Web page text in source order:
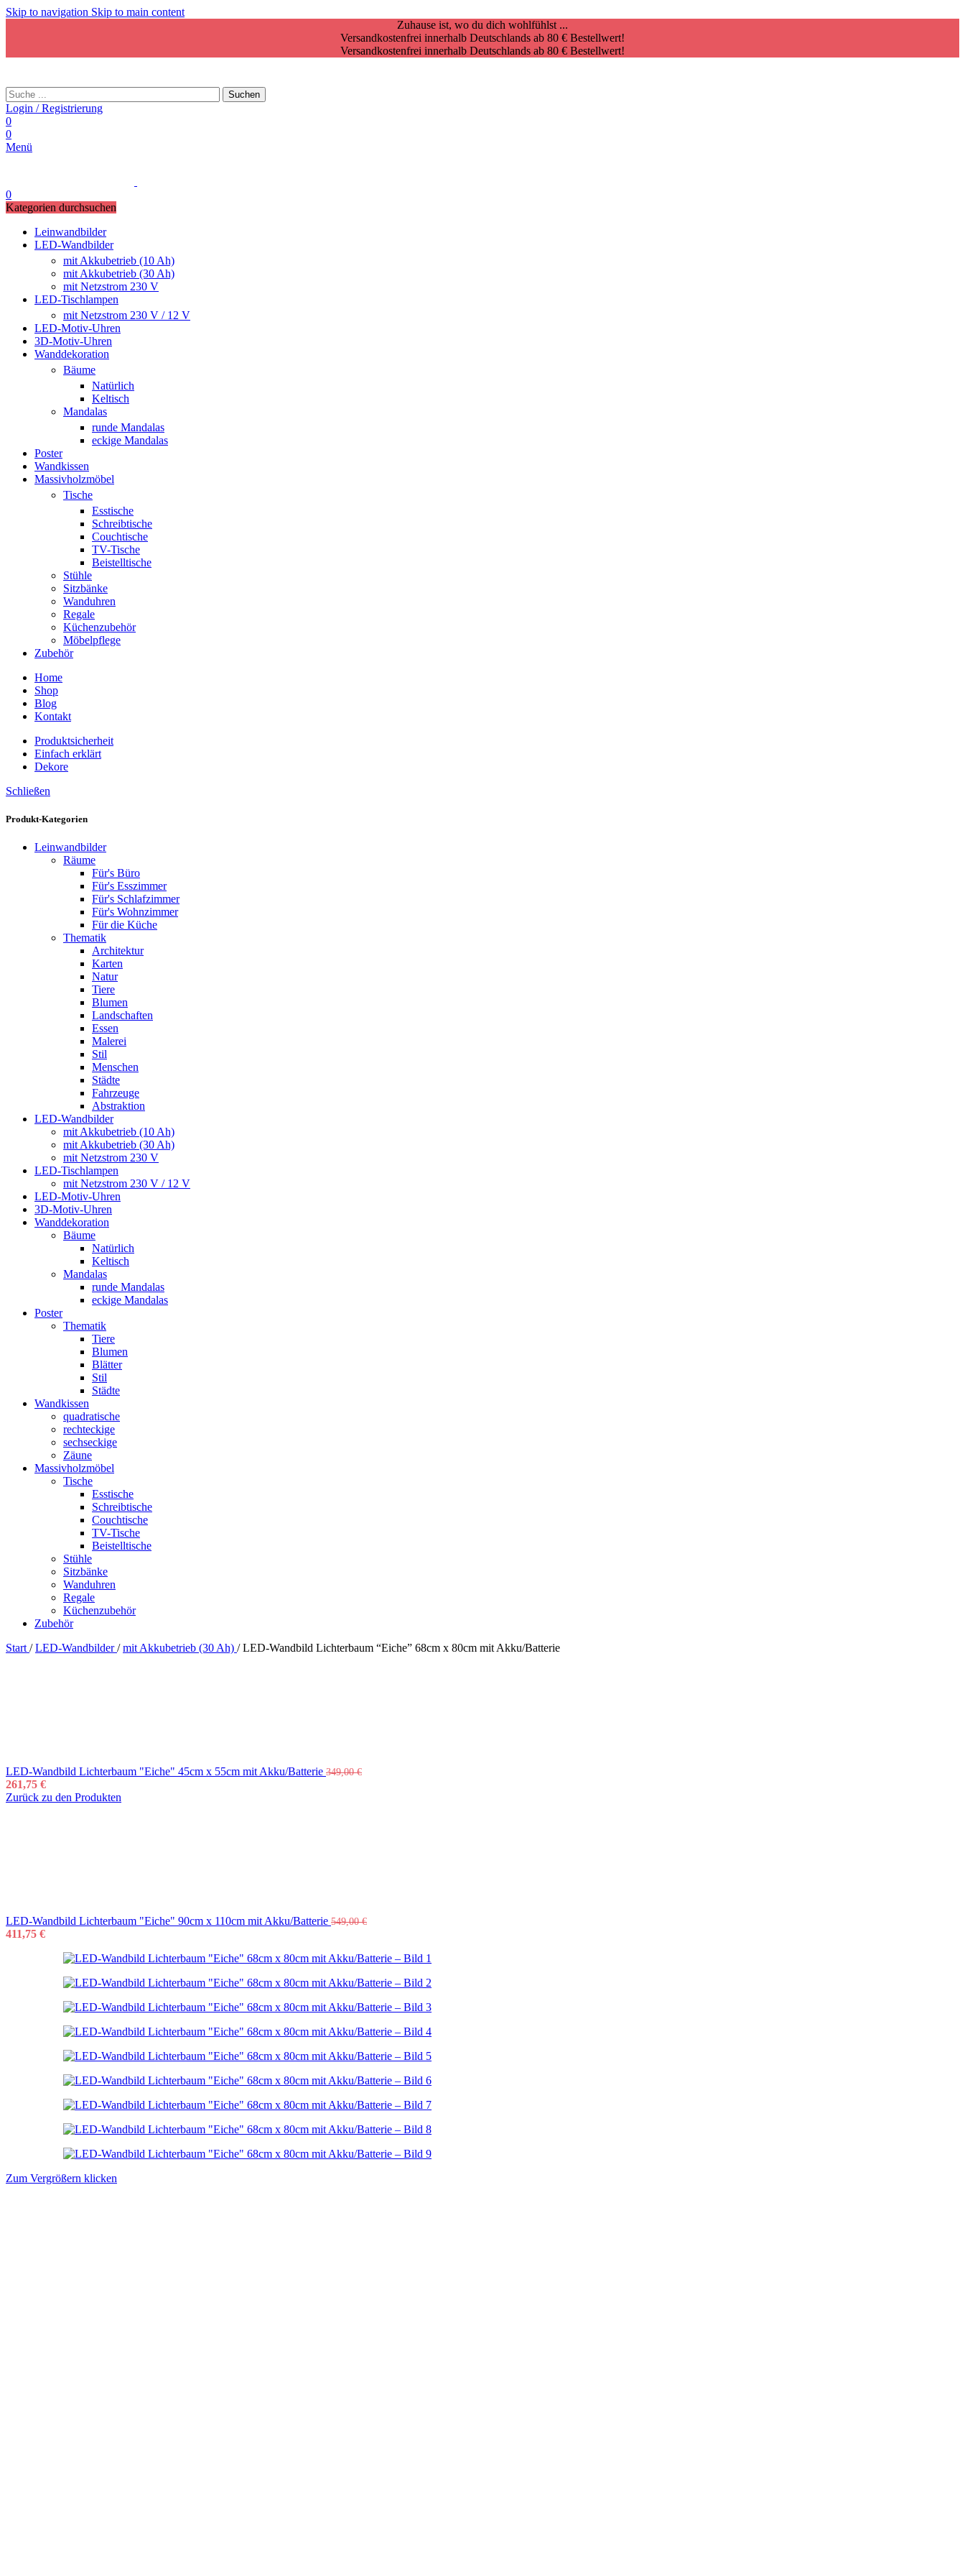
Skip to navigation Skip to main content
Zuhause ist, wo du dich wohlfühlst ...
Versandkostenfrei innerhalb Deutschlands ab 80 € Bestellwert!
Versandkostenfrei innerhalb Deutschlands ab 80 € Bestellwert!
Suchen
Login / Registrierung
0
0
Menü
0
Kategorien durchsuchen
Leinwandbilder
LED-Wandbilder
mit Akkubetrieb (10 Ah)
mit Akkubetrieb (30 Ah)
mit Netzstrom 230 V
LED-Tischlampen
mit Netzstrom 230 V / 12 V
LED-Motiv-Uhren
3D-Motiv-Uhren
Wanddekoration
Bäume
Natürlich
Keltisch
Mandalas
runde Mandalas
eckige Mandalas
Poster
Wandkissen
Massivholzmöbel
Tische
Esstische
Schreibtische
Couchtische
TV-Tische
Beistelltische
Stühle
Sitzbänke
Wanduhren
Regale
Küchenzubehör
Möbelpflege
Zubehör
Home
Shop
Blog
Kontakt
Produktsicherheit
Einfach erklärt
Dekore
Schließen
Produkt-Kategorien
Leinwandbilder
Räume
Für's Büro
Für's Esszimmer
Für's Schlafzimmer
Für's Wohnzimmer
Für die Küche
Thematik
Architektur
Karten
Natur
Tiere
Blumen
Landschaften
Essen
Malerei
Stil
Menschen
Städte
Fahrzeuge
Abstraktion
LED-Wandbilder
mit Akkubetrieb (10 Ah)
mit Akkubetrieb (30 Ah)
mit Netzstrom 230 V
LED-Tischlampen
mit Netzstrom 230 V / 12 V
LED-Motiv-Uhren
3D-Motiv-Uhren
Wanddekoration
Bäume
Natürlich
Keltisch
Mandalas
runde Mandalas
eckige Mandalas
Poster
Thematik
Tiere
Blumen
Blätter
Stil
Städte
Wandkissen
quadratische
rechteckige
sechseckige
Zäune
Massivholzmöbel
Tische
Esstische
Schreibtische
Couchtische
TV-Tische
Beistelltische
Stühle
Sitzbänke
Wanduhren
Regale
Küchenzubehör
Zubehör
Start / LED-Wandbilder/ mit Akkubetrieb (30 Ah) / LED-Wandbild Lichterbaum “Eiche” 68cm x 80cm mit Akku/Batterie
LED-Wandbild Lichterbaum "Eiche" 45cm x 55cm mit Akku/Batterie 349,00€
261,75 €
Zurück zu den Produkten
LED-Wandbild Lichterbaum "Eiche" 90cm x 110cm mit Akku/Batterie 549,00€
411,75 €
Zum Vergrößern klicken